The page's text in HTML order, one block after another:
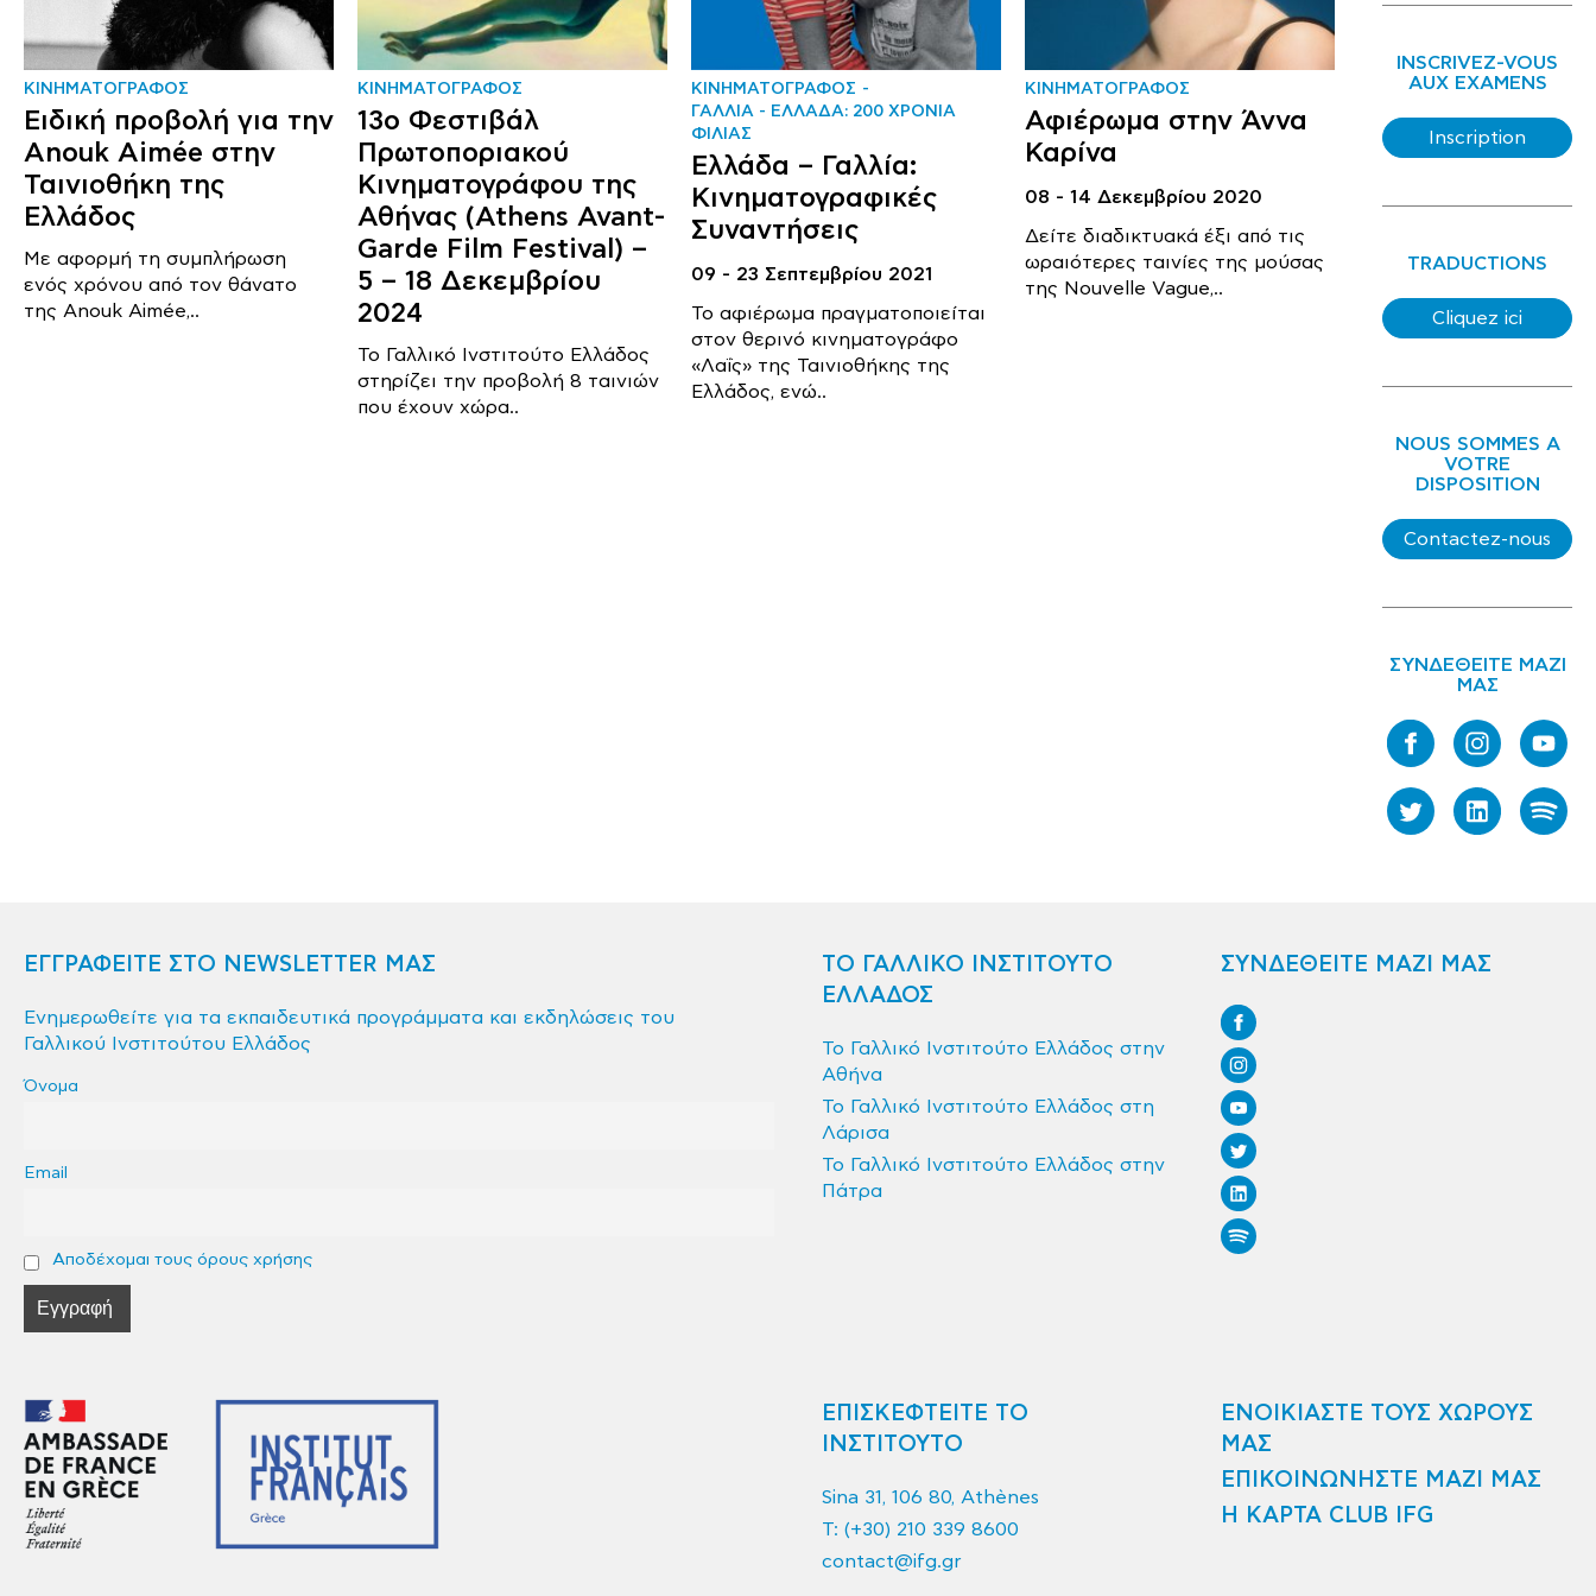
ΚΙΝΗΜΑΤΟΓΡΑΦΟΣ
Ειδική προβολή για την
Anouk Aimée στην
Ταινιοθήκη της
Ελλάδος
Με αφορμή τη συμπλήρωση
ενός χρόνου από τον θάνατο
της Anouk Aimée,..
ΚΙΝΗΜΑΤΟΓΡΑΦΟΣ
13ο Φεστιβάλ
Πρωτοποριακού
Κινηματογράφου της
Αθήνας (Athens Avant-
Garde Film Festival) –
5 – 18 Δεκεμβρίου
2024
Το Γαλλικό Ινστιτούτο Ελλάδος
στηρίζει την προβολή 8 ταινιών
που έχουν χώρα..
ΚΙΝΗΜΑΤΟΓΡΑΦΟΣ
ΓΑΛΛΙΑ - ΕΛΛΑΔΑ: 200 ΧΡΟΝΙΑ
ΦΙΛΙΑΣ
Ελλάδα – Γαλλία:
Κινηματογραφικές
Συναντήσεις
09 - 23 Σεπτεμβρίου 2021
Το αφιέρωμα πραγματοποιείται
στον θερινό κινηματογράφο
«Λαΐς» της Ταινιοθήκης της
Ελλάδος, ενώ..
ΚΙΝΗΜΑΤΟΓΡΑΦΟΣ
Αφιέρωμα στην Άννα
Καρίνα
08 - 14 Δεκεμβρίου 2020
Δείτε διαδικτυακά έξι από τις
ωραιότερες ταινίες της μούσας
της Nouvelle Vague,..
INSCRIVEZ-VOUS
AUX EXAMENS
Inscription
TRADUCTIONS
Cliquez ici
NOUS SOMMES A
VOTRE
DISPOSITION
Contactez-nous
ΣΥΝΔΕΘΕΙΤΕ ΜΑΖΙ
ΜΑΣ
ΕΓΓΡΑΦΕΙΤΕ ΣΤΟ NEWSLETTER ΜΑΣ
Ενημερωθείτε για τα εκπαιδευτικά προγράμματα και εκδηλώσεις του
Γαλλικού Ινστιτούτου Ελλάδος
Όνομα
Email
Αποδέχομαι τους όρους χρήσης
ΤΟ ΓΑΛΛΙΚΟ ΙΝΣΤΙΤΟΥΤΟ
ΕΛΛΑΔΟΣ
Το Γαλλικό Ινστιτούτο Ελλάδος στην
Αθήνα
Το Γαλλικό Ινστιτούτο Ελλάδος στη
Λάρισα
Το Γαλλικό Ινστιτούτο Ελλάδος στην
Πάτρα
ΣΥΝΔΕΘΕΙΤΕ ΜΑΖΙ ΜΑΣ
ΕΠΙΣΚΕΦΤΕΙΤΕ ΤΟ
ΙΝΣΤΙΤΟΥΤΟ
Sina 31, 106 80, Athènes
T: (+30) 210 339 8600
contact@ifg.gr
ΕΝΟΙΚΙΑΣΤΕ ΤΟΥΣ ΧΩΡΟΥΣ
ΜΑΣ
ΕΠΙΚΟΙΝΩΝΗΣΤΕ ΜΑΖΙ ΜΑΣ
Η ΚΑΡΤΑ CLUB IFG